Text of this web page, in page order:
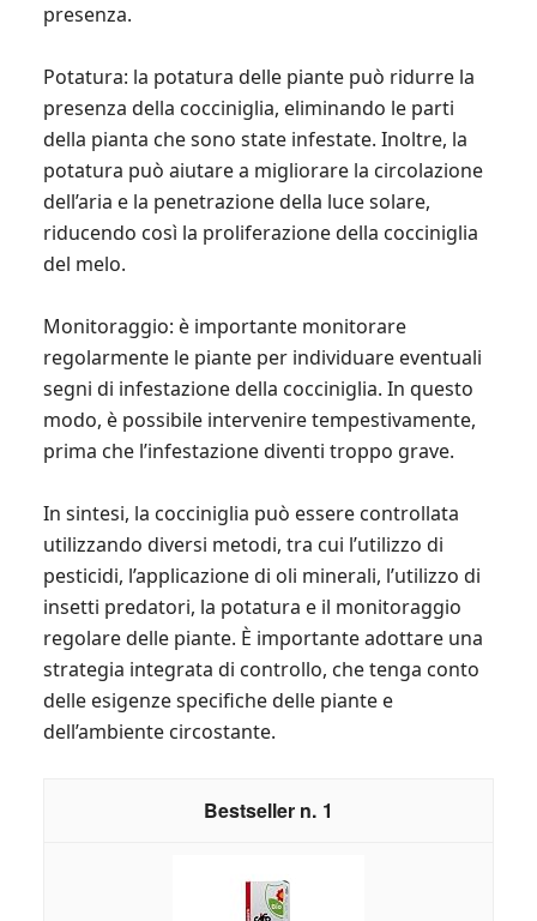
presenza.
Potatura: la potatura delle piante può ridurre la
presenza della cocciniglia, eliminando le parti
della pianta che sono state infestate. Inoltre, la
potatura può aiutare a migliorare la circolazione
dell’aria e la penetrazione della luce solare,
riducendo così la proliferazione della cocciniglia
del melo.
Monitoraggio: è importante monitorare
regolarmente le piante per individuare eventuali
segni di infestazione della cocciniglia. In questo
modo, è possibile intervenire tempestivamente,
prima che l’infestazione diventi troppo grave.
In sintesi, la cocciniglia può essere controllata
utilizzando diversi metodi, tra cui l’utilizzo di
pesticidi, l’applicazione di oli minerali, l’utilizzo di
insetti predatori, la potatura e il monitoraggio
regolare delle piante. È importante adottare una
strategia integrata di controllo, che tenga conto
delle esigenze specifiche delle piante e
dell’ambiente circostante.
1